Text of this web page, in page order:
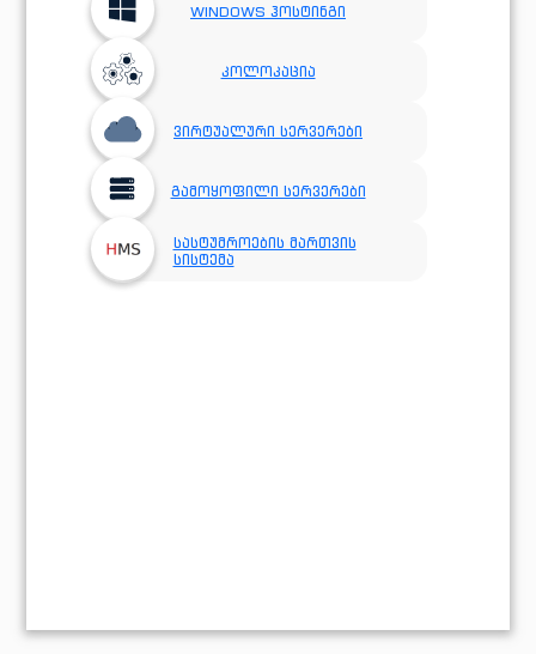
WINDOWS ჰოსტინგი
კოლოკაცია
ვირტუალური სერვერები
გამოყოფილი სერვერები
სასტუმროების მართვის
სისტემა